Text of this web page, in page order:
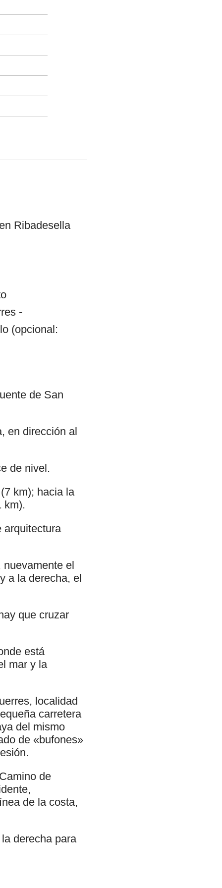
Ribadesella
-
(opcional:
de San
en dirección al
de nivel.
km); hacia la
km).
arquitectura
el
a la derecha, el
que cruzar
está
mar y la
localidad
carretera
del mismo
de «bufones»
de
de la costa,
derecha para